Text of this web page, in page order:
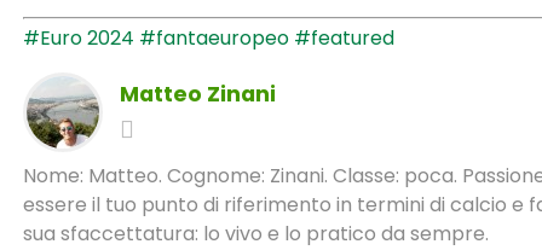
#Euro 2024 #fantaeuropeo #featured
Matteo Zinani
Nome: Matteo. Cognome: Zinani. Classe: poca.
essere il tuo punto di riferimento in termini di calcio e
sua sfaccettatura: lo vivo e lo pratico da sempre.